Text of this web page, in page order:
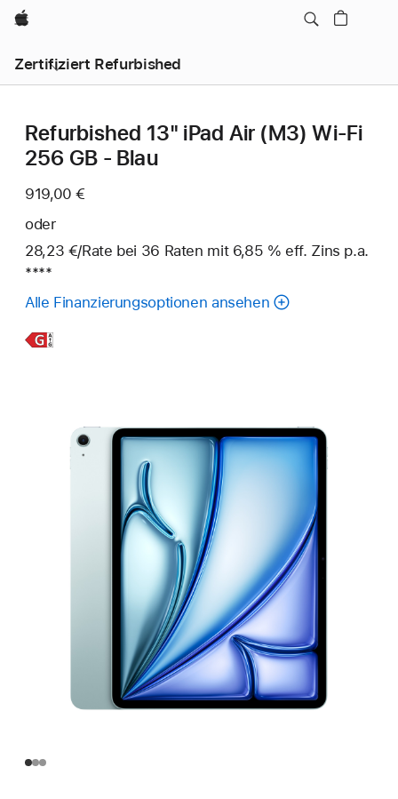
Apple
Zertifiziert Refurbished
Refurbished 13" iPad Air (M3) Wi‑Fi
256 GB - Blau
919,00 €
oder
28,23 €/Rate pro
bei 36 Raten Raten
mit 6,85 % eff. Zins p.a.
****
Alle Finanzierungsoptionen ansehen
Weitere